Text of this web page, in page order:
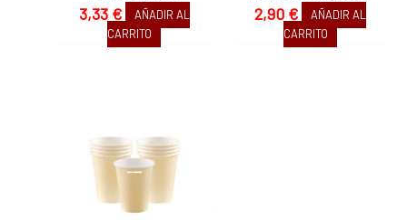
3,33 €
AÑADIR AL
CARRITO
2,90 €
AÑADIR AL
CARRITO